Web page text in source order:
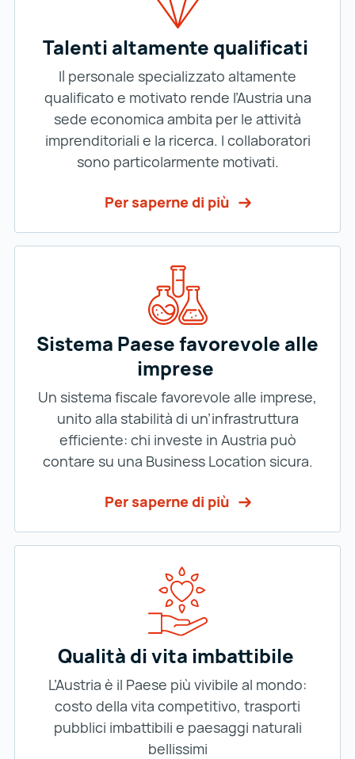
Talenti altamente qualificati
Il personale specializzato altamente
qualificato e motivato rende l’Austria una
sede economica ambita per le attività
imprenditoriali e la ricerca. I collaboratori
sono particolarmente motivati.
Per saperne di più
Sistema Paese favorevole alle
imprese
Un sistema fiscale favorevole alle imprese,
unito alla stabilità di un’infrastruttura
efficiente: chi investe in Austria può
contare su una Business Location sicura.
Per saperne di più
Qualità di vita imbattibile
L’Austria è il Paese più vivibile al mondo:
costo della vita competitivo, trasporti
pubblici imbattibili e paesaggi naturali
bellissimi